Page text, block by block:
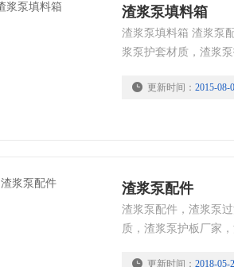
渣浆泵填料箱
渣浆泵填料箱 渣浆泵
浆泵护套材质，渣浆
板，多采用高硬度合
更新时间： 2015-08-
渣浆泵配件
渣浆泵配件，渣浆泵
质，渣浆泵护板厂家
更新时间： 2018-05-